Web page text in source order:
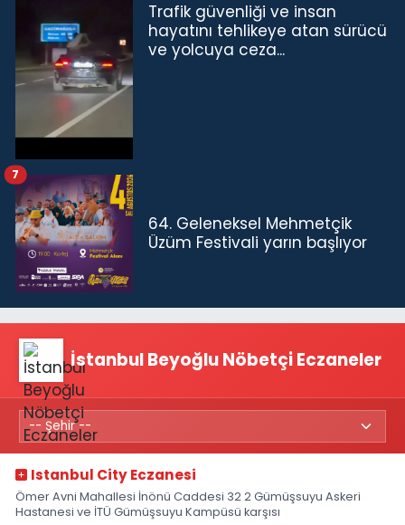
Trafik güvenliği ve insan
hayatını tehlikeye atan sürücü
ve yolcuya ceza...
64. Geleneksel Mehmetçik
Üzüm Festivali yarın başlıyor
7
İstanbul Beyoğlu Nöbetçi Eczaneler
Istanbul City Eczanesi
Ömer Avni Mahallesi İnönü Caddesi 32 2 Gümüşsuyu Askeri
Hastanesi ve İTÜ Gümüşsuyu Kampüsü karşısı